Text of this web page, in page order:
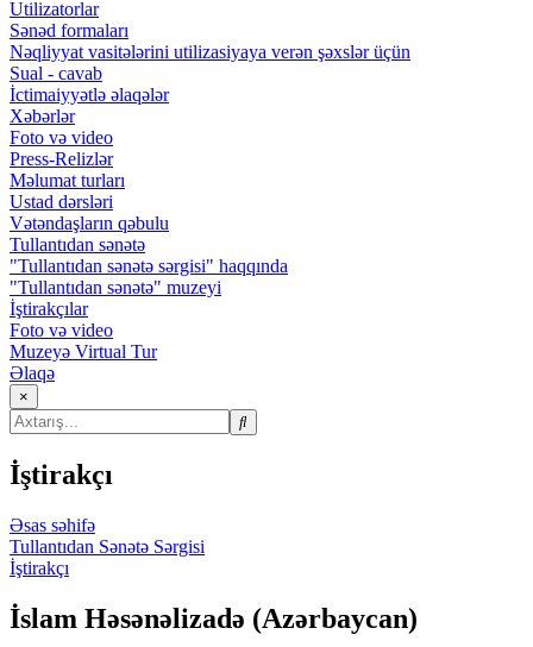
Utilizatorlar
Sənəd formaları
Nəqliyyat vasitələrini utilizasiyaya verən şəxslər üçün
Sual - cavab
İctimaiyyətlə əlaqələr
Xəbərlər
Foto və video
Press-Relizlər
Məlumat turları
Ustad dərsləri
Vətəndaşların qəbulu
Tullantıdan sənətə
"Tullantıdan sənətə sərgisi" haqqında
"Tullantıdan sənətə" muzeyi
İştirakçılar
Foto və video
Muzeyə Virtual Tur
Əlaqə
×
İştirakçı
Əsas səhifə
Tullantıdan Sənətə Sərgisi
İştirakçı
İslam Həsənəlizadə (Azərbaycan)